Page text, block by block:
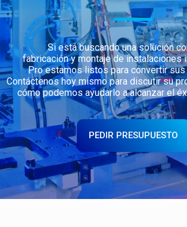
Si está buscando una solución
fabricación y montaje de instalaciones
Pro estamos listos para convertir sus
Contáctenos hoy mismo para discutir su
cómo podemos ayudarlo a alcanzar el
PEDIR PRESUPUESTO